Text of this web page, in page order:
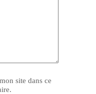
site dans ce